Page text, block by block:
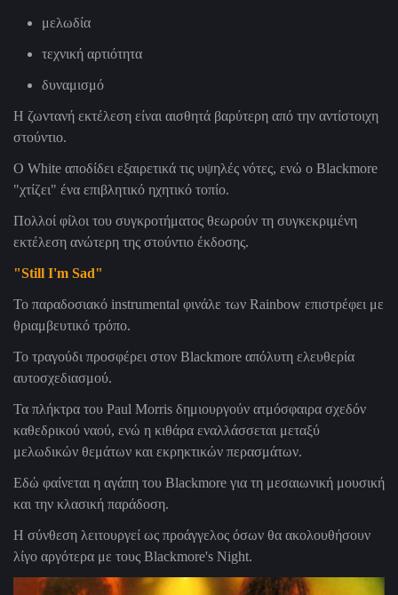
μελωδία
τεχνική αρτιότητα
δυναμισμό
Η ζωντανή εκτέλεση είναι αισθητά βαρύτερη από την αντίστοιχη
στούντιο.
Ο White αποδίδει εξαιρετικά τις υψηλές νότες, ενώ ο Blackmore
"χτίζει" ένα επιβλητικό ηχητικό τοπίο.
Πολλοί φίλοι του συγκροτήματος θεωρούν τη συγκεκριμένη
εκτέλεση ανώτερη της στούντιο έκδοσης.
"Still I'm Sad"
Το παραδοσιακό instrumental φινάλε των Rainbow επιστρέφει με
θριαμβευτικό τρόπο.
Το τραγούδι προσφέρει στον Blackmore απόλυτη ελευθερία
αυτοσχεδιασμού.
Τα πλήκτρα του Paul Morris δημιουργούν ατμόσφαιρα σχεδόν
καθεδρικού ναού, ενώ η κιθάρα εναλλάσσεται μεταξύ
μελωδικών θεμάτων και εκρηκτικών περασμάτων.
Εδώ φαίνεται η αγάπη του Blackmore για τη μεσαιωνική μουσική
και την κλασική παράδοση.
Η σύνθεση λειτουργεί ως προάγγελος όσων θα ακολουθήσουν
λίγο αργότερα με τους Blackmore's Night.